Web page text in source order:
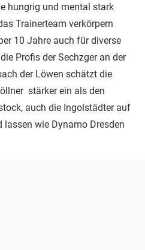
hungrig und mental stark
Trainerteam verkörpern
10 Jahre auch für diverse
Profis der Sechzger an der
der Löwen schätzt die
stärker ein als den
auch die Ingolstädter auf
lassen wie Dynamo Dresden